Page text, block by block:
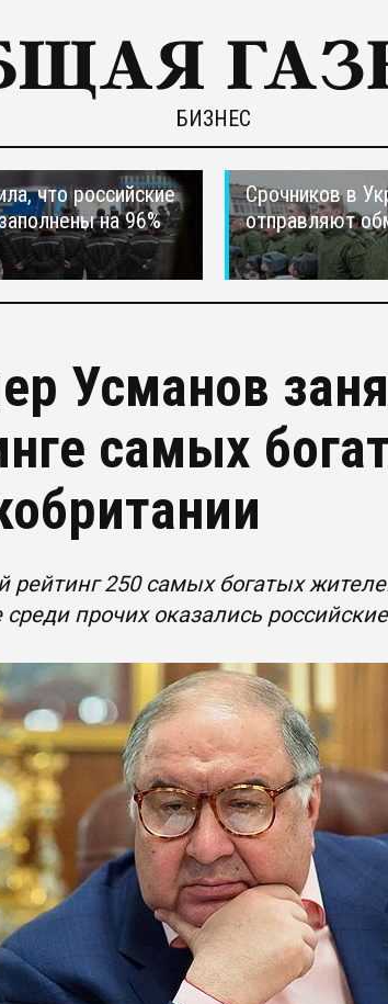
БИЗНЕС
что российские
на 96%
Срочников в
отправляют
Усманов
самых
рейтинг 250 самых богатых
среди прочих оказались